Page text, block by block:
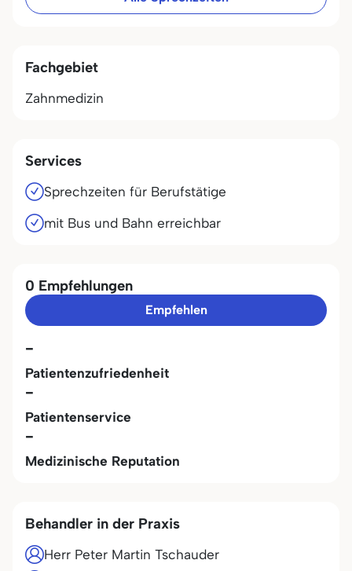
Fachgebiet
Zahnmedizin
Services
Sprechzeiten für Berufstätige
mit Bus und Bahn erreichbar
0 Empfehlungen
Empfehlen
-
Patientenzufriedenheit
-
Patientenservice
-
Medizinische Reputation
Behandler in der Praxis
Herr Peter Martin Tschauder